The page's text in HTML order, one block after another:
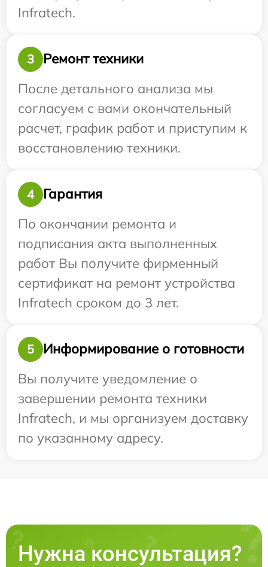
Infratech.
3
Ремонт техники
После детального анализа мы
согласуем с вами окончательный
расчет, график работ и приступим к
восстановлению техники.
4
Гарантия
По окончании ремонта и
подписания акта выполненных
работ Вы получите фирменный
сертификат на ремонт устройства
Infratech сроком до 3 лет.
5
Информирование о готовности
Вы получите уведомление о
завершении ремонта техники
Infratech, и мы организуем доставку
по указанному адресу.
Нужна консультация?